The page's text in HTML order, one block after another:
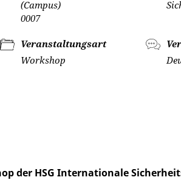
(Campus)
0007
Veranstaltungsart
Workshop
der HSG Internationale